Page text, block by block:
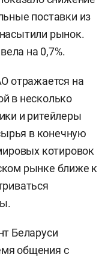
поставки из
рынок.
на 0,7%.
отражается на
в несколько
и ритейлеры
в конечную
котировок
рынке ближе к
Беларуси
общения с